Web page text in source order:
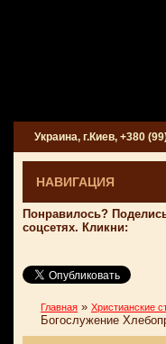
Украина, г.Киев, +380
НАВИГАЦИЯ
Понравилось?
соцсетях. Кликни:
Главная » Христианские
Богослужение